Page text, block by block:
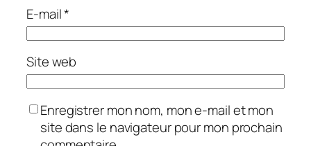
E-mail*
Site web
Enregistrer mon nom, mon e-mail et mon
site dans le navigateur pour mon prochain